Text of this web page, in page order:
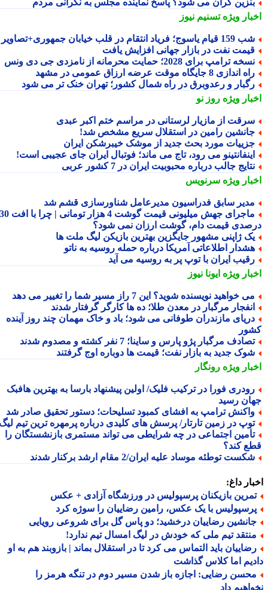
گران می شود؟ پاسخ نماینده مجلس به نگرانی مردم
ویژهتسنیم نیوز
یاسوج؛ فریاد انتقام در قلب خیابان جمهوری+تصاویر
نفت در بازار جهانی افزایش یافت
ترامپ برای 2028؛ حمایت محرمانه از نامزدی جی دی ونس
اندازی 8 جایگاه موقت عرضه ارزاق عمومی در مشهد
و رعدوبرق در راه شمال کشور؛ تهران خنک تر می شود
ویژهروز نو
از مازیار لرستانی در مراسم ختم اکبر عبدی
رامین در استقلال سریع مشخص شد!
مورد بحث جدید از موشک خیبرشکن ایران
می رود، تاج می ماند؛ فوتبال ایران جای عجیبی است!
جالب درباره محبوبیت ایران در 7 کشور عربی
ویژهسرنویس
سابق فدراسیون مدیرعامل شناورسازی قشم شد
ماجرای جهش میلیونی قیمت گوشت 4 هزار تومانی | چرا با افت 30
قیمت دام، گوشت ارزان نمی شود؟
ژاپنی مشهور جایگزین بهترین بازیکن لیگ ملت ها
اطلاعاتی آمریکا درباره حمله روسیه به ناتو
ایران با توپ پر به روسیه می آید
ویژهایونا نیوز
خواهید نویسنده شوید؟ این 7 راز مسیر شما را تغییر می دهد
مرگبار در معدن طلا؛ ده ها کارگر گرفتار شدند
مازندران طوفانی می شود؛ باد و خاک مهمان چند روز آینده
مرگبار پژو پارس و ساینا؛ 7 نفر کشته و مصدوم شدند
جدید به بازار نفت؛ قیمت ها دوباره اوج گرفتند
ویژهرونگار
فورا در ترکیب فلیک/ اولین پیشنهاد بارسا به بهترین هافبک
رسید
ترامپ به افشای کمبود تسلیحات؛ دستور تحقیق صادر شد
در زمین تارتار/ پرسش های کلیدی درباره پرمهره ترین تیم لیگ!
اجتماعی در چه شرایطی می تواند مستمری بازنشستگان را
کند؟
توطئه موساد علیه ایران/2 مقام ارشد برکنار شدند
داغ:
بازیکنان پرسپولیس در ورزشگاه آزادی + عکس
با یک عکس، رامین رضاییان را سوژه کرد
رضاییان درخشید؛ دو پاس گل برای شروعی رویایی
تیم ملی که خودش در لیگ امسال تیم ندارد!
باید التماس می کرد تا در استقلال بماند | بازوبند هم به او
اما کلاس گذاشت
رضایی: اجازه باز شدن مسیر دوم در تنگه هرمز را
داد